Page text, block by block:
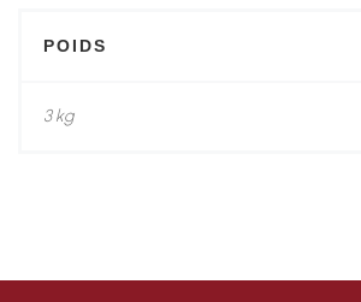
POIDS
3 kg